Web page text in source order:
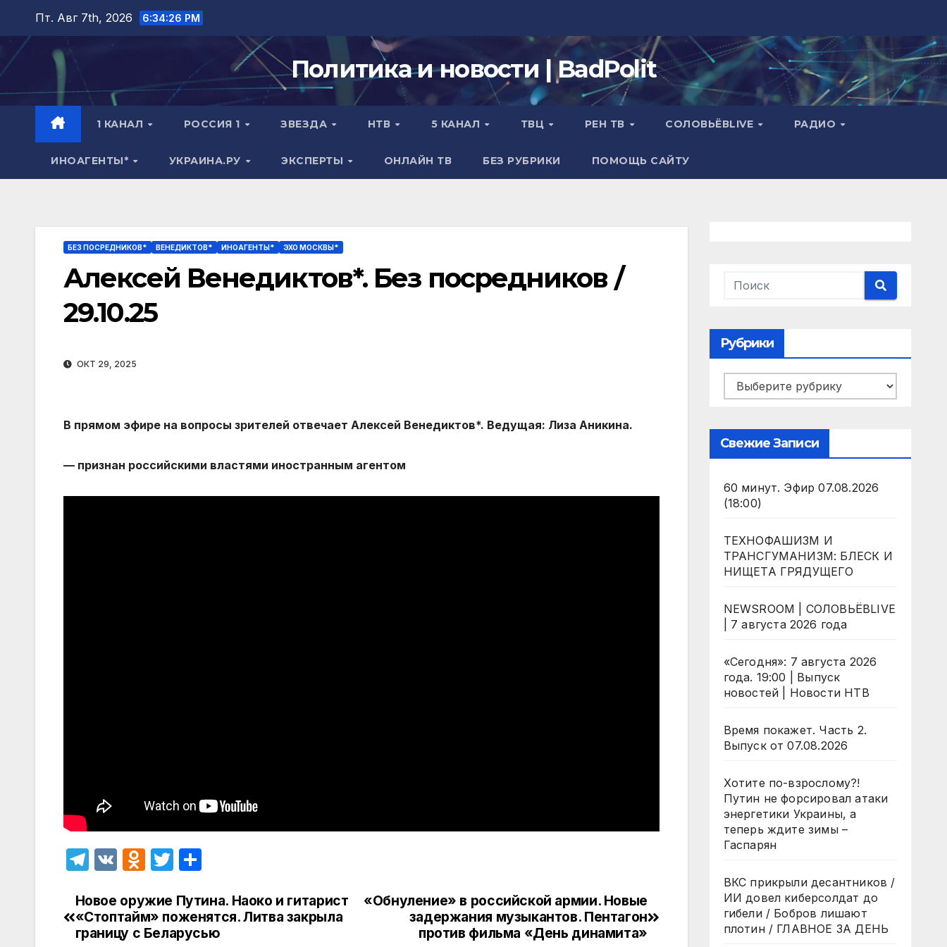
Перейти
содержимому
Пт. Авг 7th, 2026 6:34:27 PM
Политика и новости | BadPolit
1 КАНАЛ РОССИЯ 1 ЗВЕЗДА НТВ 5 КАНАЛ ТВЦ РЕН ТВ СОЛОВЬЁВLIVE РАДИО
ИНОАГЕНТЫ* УКРАИНА.РУ ЭКСПЕРТЫ ОНЛАЙН ТВ БЕЗ РУБРИКИ ПОМОЩЬ САЙТУ
БЕЗ ПОСРЕДНИКОВ* ВЕНЕДИКТОВ* ИНОАГЕНТЫ* ЭХО МОСКВЫ*
Алексей Венедиктов*. Без посредников /
29.10.25
ОКТ 29, 2025
В прямом эфире на вопросы зрителей отвечает Алексей Венедиктов*. Ведущая: Лиза Аникина.
— признан российскими властями иностранным агентом
T
e
gr
V
O
n
o
T
itt
er
п
р
Навигация
по
«Обнуление» в российской армии. Новые
задержания музыкантов. Пентагон
против фильма «День динамита»
Новое оружие Путина. Наоко и гитарист
«Стоптайм» поженятся. Литва закрыла
границу с Беларусью
Рубрики
Рубрики
Свежие Записи
60 минут. Эфир 07.08.2026
(18:00)
ТЕХНОФАШИЗМ И
ТРАНСГУМАНИЗМ: БЛЕСК И
НИЩЕТА ГРЯДУЩЕГО
NEWSROOM | СОЛОВЬЁВLIVE
| 7 августа 2026 года
«Сегодня»: 7 августа 2026
года. 19:00 | Выпуск
новостей | Новости НТВ
Время покажет. Часть 2.
Выпуск от 07.08.2026
Хотите по-взрослому?!
Путин не форсировал атаки
энергетики Украины, а
теперь ждите зимы –
Гаспарян
ВКС прикрыли десантников /
ИИ довел киберсолдат до
гибели / Бобров лишают
плотин / ГЛАВНОЕ ЗА ДЕНЬ